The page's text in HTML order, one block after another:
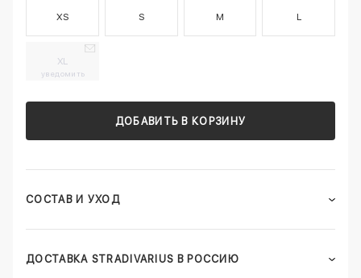
XS S M L
XL
уведомить
ДОБАВИТЬ В КОРЗИНУ
СОСТАВ И УХОД
ДОСТАВКА STRADIVARIUS В РОССИЮ